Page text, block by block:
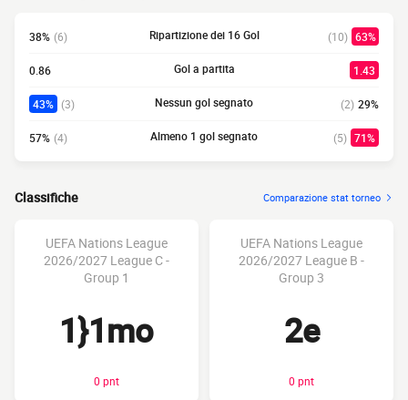
38% (6) Ripartizione dei 16 Gol (10) 63%
0.86 Gol a partita 1.43
43% (3) Nessun gol segnato (2) 29%
57% (4) Almeno 1 gol segnato (5) 71%
Classifiche Comparazione stat torneo
UEFA Nations League
2026/2027 League C -
Group 1
1}1mo
0 pnt
UEFA Nations League
2026/2027 League B -
Group 3
2e
0 pnt